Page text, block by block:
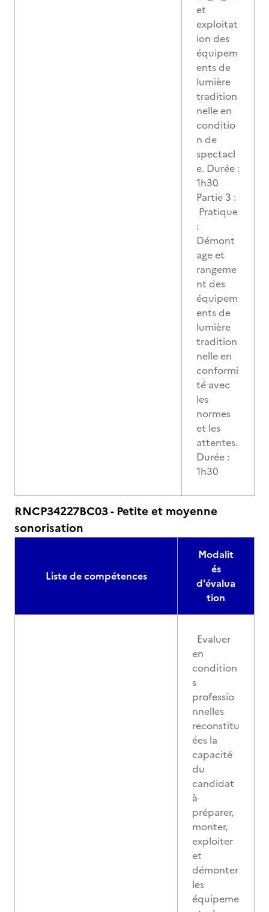
et
exploitat
ion des
équipem
ents de
lumière
tradition
nelle en
conditio
n de
spectacl
e. Durée :
1h30
Partie 3 :
Pratique
:
Démont
age et
rangeme
nt des
équipem
ents de
lumière
tradition
nelle en
conformi
té avec
les
normes
et les
attentes.
Durée :
1h30
RNCP34227BC03 - Petite et moyenne
sonorisation
Liste de compétences
Modalit
és
d'évalua
tion
Evaluer
en
condition
s
professio
nnelles
reconstitu
ées la
capacité
du
candidat
à
préparer,
monter,
exploiter
et
démonter
les
équipeme